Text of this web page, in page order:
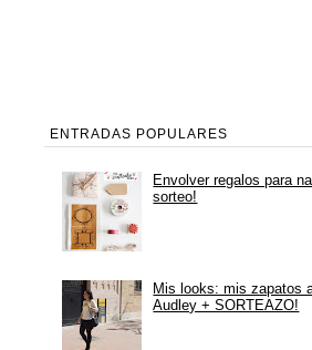
ENTRADAS POPULARES
Envolver regalos para
sorteo!
Mis looks: mis zapatos
Audley + SORTEAZO!